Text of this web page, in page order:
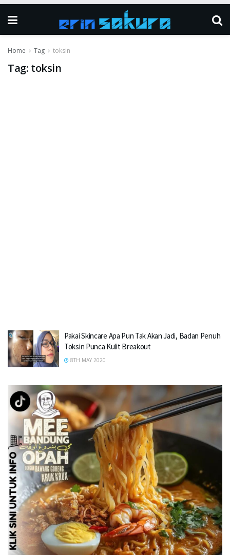
Home Tag toksin
Tag: toksin
Pakai Skincare Apa Pun Tak Akan Jadi, Badan Penuh
Toksin Punca Kulit Breakout
8TH MAY 2020